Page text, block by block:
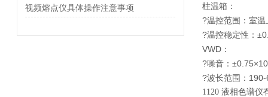
视频熔点仪具体操作注意事项
柱温箱：
?温控范围：室
?温控稳定性：
VWD：
?噪音：
?波长范围：
1120 液相色谱仪